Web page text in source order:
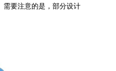
需要注意的是，部分设计